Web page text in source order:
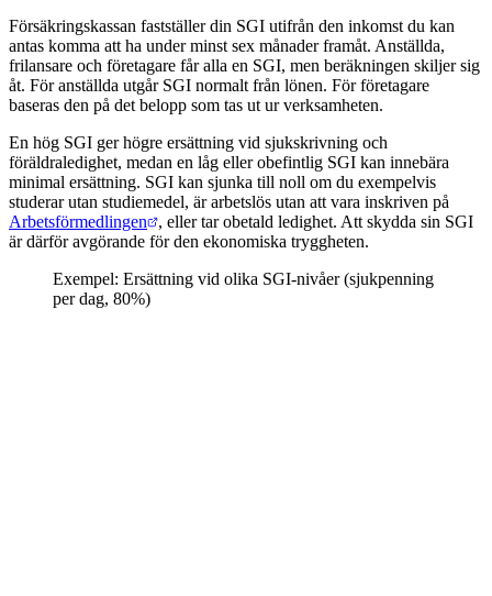
Försäkringskassan fastställer din SGI utifrån den inkomst du kan
antas komma att ha under minst sex månader framåt. Anställda,
frilansare och företagare får alla en SGI, men beräkningen skiljer sig
åt. För anställda utgår SGI normalt från lönen. För företagare
baseras den på det belopp som tas ut ur verksamheten.
En hög SGI ger högre ersättning vid sjukskrivning och
föräldraledighet, medan en låg eller obefintlig SGI kan innebära
minimal ersättning. SGI kan sjunka till noll om du exempelvis
studerar utan studiemedel, är arbetslös utan att vara inskriven på
Arbetsförmedlingen
, eller tar obetald ledighet. Att skydda sin SGI
är därför avgörande för den ekonomiska tryggheten.
Exempel: Ersättning vid olika SGI-nivåer (sjukpenning
per dag, 80%)